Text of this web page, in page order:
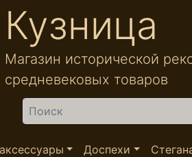
содержанию
Кузница
Магазин исторической
средневековых товаров
Найти
Доспехи